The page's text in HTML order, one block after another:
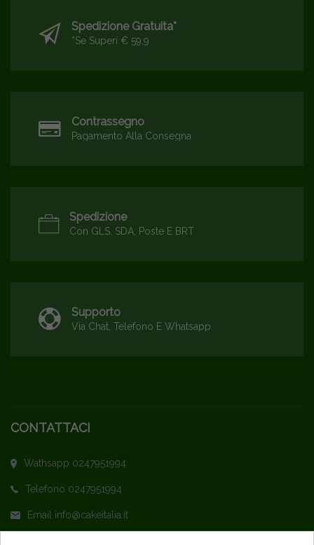
Spedizione Gratuita*
*se Superi € 59,9
Contrassegno
Pagamento Alla Consegna
Spedizione
Con GLS, SDA, Poste E BRT
Supporto
Via Chat, Telefono E Whatsapp
CONTATTACI
Wathsapp 0247951994
Telefono 0247951994
Email info@cakeitalia.it